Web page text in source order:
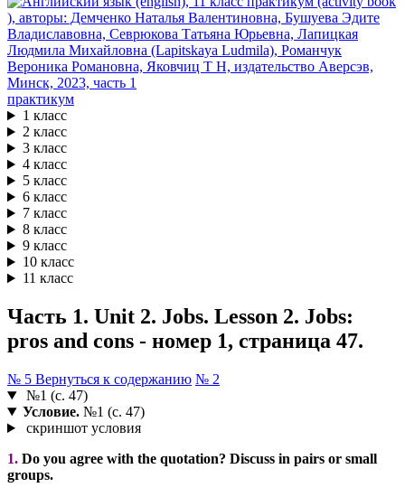
практикум
1 класс
2 класс
3 класс
4 класс
5 класс
6 класс
7 класс
8 класс
9 класс
10 класс
11 класс
Часть 1. Unit 2. Jobs. Lesson 2. Jobs:
pros and cons - номер 1, страница 47.
№ 5 Вернуться к содержанию № 2
№1 (с. 47)
Условие.№1 (с. 47)
скриншот условия
1. Do you agree with the quotation? Discuss in pairs or small
groups.